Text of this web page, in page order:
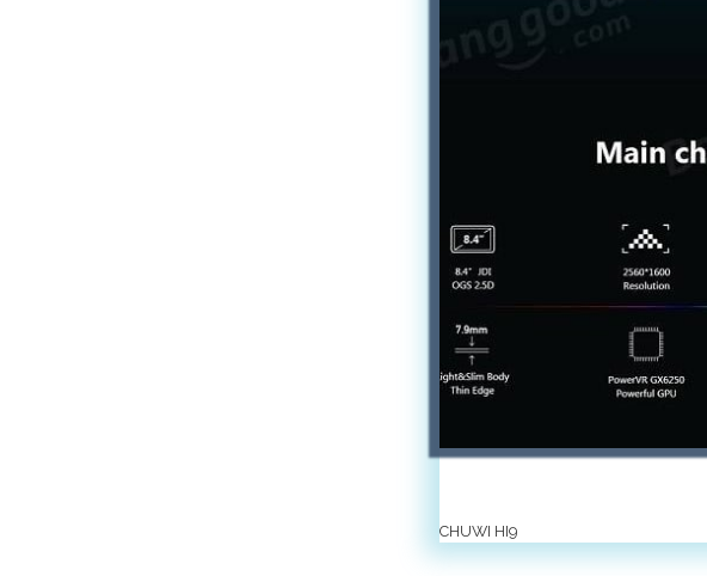
CHUWI HI9